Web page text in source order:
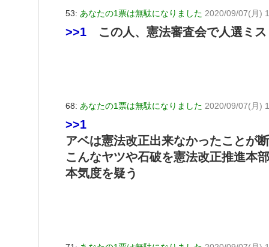
53: あなたの1票は無駄になりました 2020/09/07(月)
>>1 この人、憲法審査会で人選ミス
68: あなたの1票は無駄になりました 2020/09/07(月)
>>1
アベは憲法改正出来なかったことが
こんなヤツや石破を憲法改正推進本
本気度を疑う